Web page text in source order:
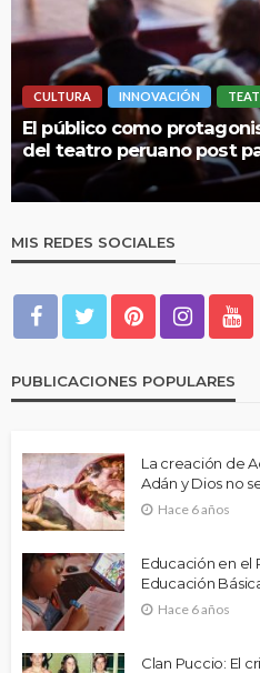
TEATRO
en la
pandemia
MIS REDES SOCIALES
PUBLICACIONES POPULARES
La creación de
Adán y Dios no
Hace 6 años
Educación en el
Educación
Hace 6 años
Clan Puccio: El